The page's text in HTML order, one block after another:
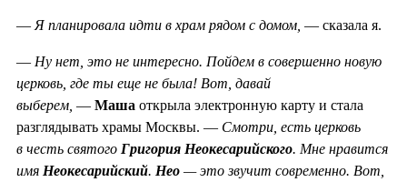
—Я планировала идти в храм рядом с домом, — сказала я.
— Ну нет, это не интересно. Пойдем в совершенно новую
церковь, где ты еще не была! Вот, давай
выберем, — Маша открыла электронную карту и стала
разглядывать храмы Москвы. — Смотри, есть церковь
в честь святого Григория Неокесарийского. Мне нравится
имя Неокесарийский. Нео — это звучит современно. Вот,